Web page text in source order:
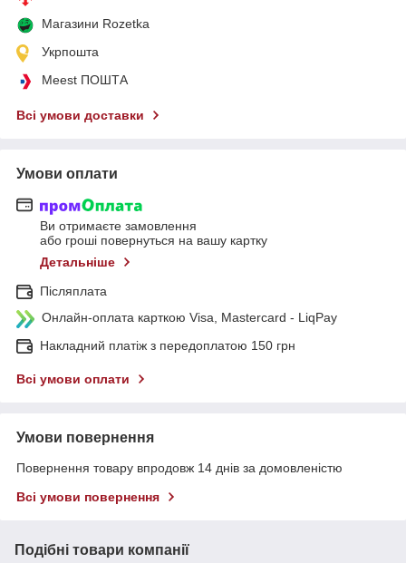
Магазини Rozetka
Укрпошта
Meest ПОШТА
Всі умови доставки
Умови оплати
Ви отримаєте замовлення
або гроші повернуться на вашу картку
Детальніше
Післяплата
Онлайн-оплата карткою Visa, Mastercard - LiqPay
Накладний платіж з передоплатою 150 грн
Всі умови оплати
Умови повернення
Повернення товару впродовж 14 днів за домовленістю
Всі умови повернення
Подібні товари компанії